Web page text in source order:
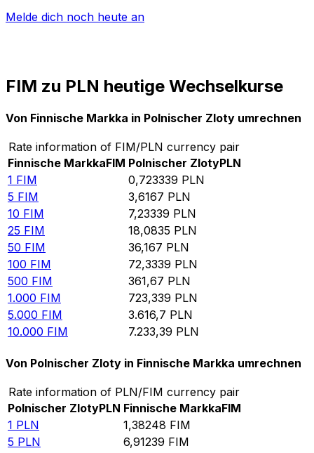
Melde dich noch heute an
FIM zu PLN heutige Wechselkurse
Von Finnische Markka in Polnischer Zloty umrechnen
Rate information of FIM/PLN currency pair
Finnische MarkkaFIM Polnischer ZlotyPLN
1 FIM 0,723339 PLN
5 FIM 3,6167 PLN
10 FIM 7,23339 PLN
25 FIM 18,0835 PLN
50 FIM 36,167 PLN
100 FIM 72,3339 PLN
500 FIM 361,67 PLN
1.000 FIM 723,339 PLN
5.000 FIM 3.616,7 PLN
10.000 FIM 7.233,39 PLN
Von Polnischer Zloty in Finnische Markka umrechnen
Rate information of PLN/FIM currency pair
Polnischer ZlotyPLN Finnische MarkkaFIM
1 PLN 1,38248 FIM
5 PLN 6,91239 FIM